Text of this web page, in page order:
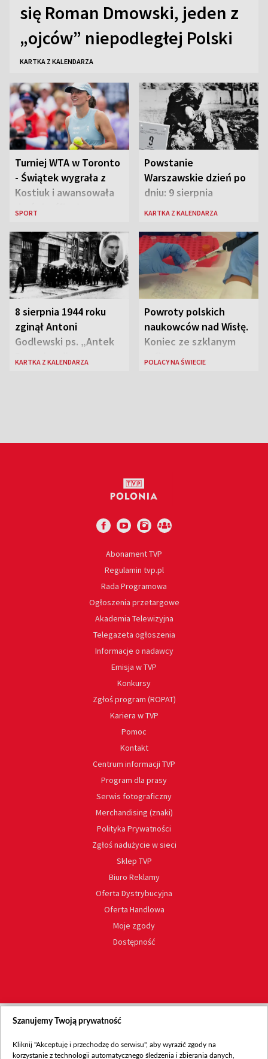
się Roman Dmowski, jeden z
„ojców” niepodległej Polski
KARTKA Z KALENDARZA
Turniej WTA w Toronto
- Świątek wygrała z
Kostiuk i awansowała
do ćwierćfinału
SPORT
Powstanie
Warszawskie dzień po
dniu: 9 sierpnia
KARTKA Z KALENDARZA
8 sierpnia 1944 roku
zginął Antoni
Godlewski ps. „Antek
Rozpylacz”
KARTKA Z KALENDARZA
Powroty polskich
naukowców nad Wisłę.
Koniec ze szklanym
sufitem
POLACY NA ŚWIECIE
Abonament TVP
Regulamin tvp.pl
Rada Programowa
Ogłoszenia przetargowe
Akademia Telewizyjna
Telegazeta ogłoszenia
Informacje o nadawcy
Emisja w TVP
Konkursy
Zgłoś program (ROPAT)
Kariera w TVP
Pomoc
Kontakt
Centrum informacji TVP
Program dla prasy
Serwis fotograficzny
Merchandising (znaki)
Polityka Prywatności
Zgłoś nadużycie w sieci
Sklep TVP
Biuro Reklamy
Oferta Dystrybucyjna
Oferta Handlowa
Moje zgody
Dostępność
Szanujemy Twoją prywatność
Kliknij "Akceptuję i przechodzę do serwisu", aby wyrazić zgody na
korzystanie z technologii automatycznego śledzenia i zbierania danych,